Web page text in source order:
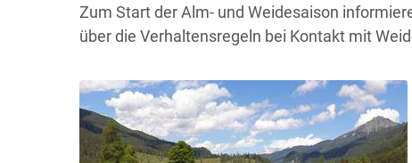
Zum Start der Alm- und Weidesaison
über die Verhaltensregeln bei Kontakt mit